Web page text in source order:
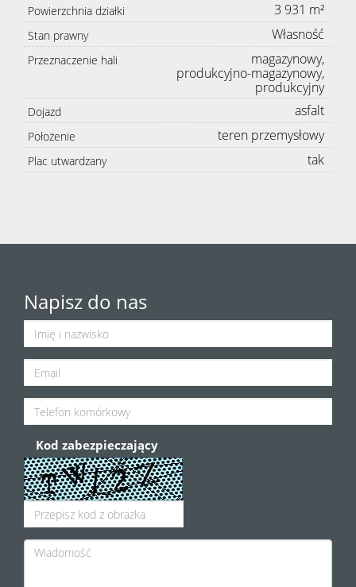
Powierzchnia działki 3 931 m²
Stan prawny Własność
Przeznaczenie hali
magazynowy,
produkcyjno-magazynowy,
produkcyjny
Dojazd asfalt
Położenie teren przemysłowy
Plac utwardzany tak
Napisz do nas
Kod zabezpieczający